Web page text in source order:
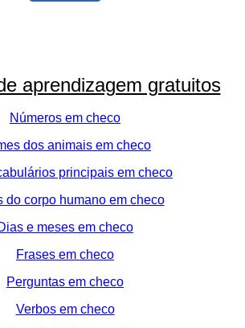
aprendizagem gratuitos
Números em checo
dos animais em checo
principais em checo
do corpo humano em checo
e meses em checo
Frases em checo
Perguntas em checo
Verbos em checo